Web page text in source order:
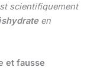
scientifiquement
en
et fausse